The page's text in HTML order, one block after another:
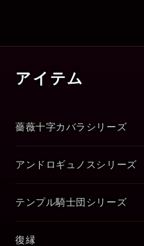
アイテム
薔薇十字カバラシリーズ
アンドロギュノスシリーズ
テンプル騎士団シリーズ
復縁